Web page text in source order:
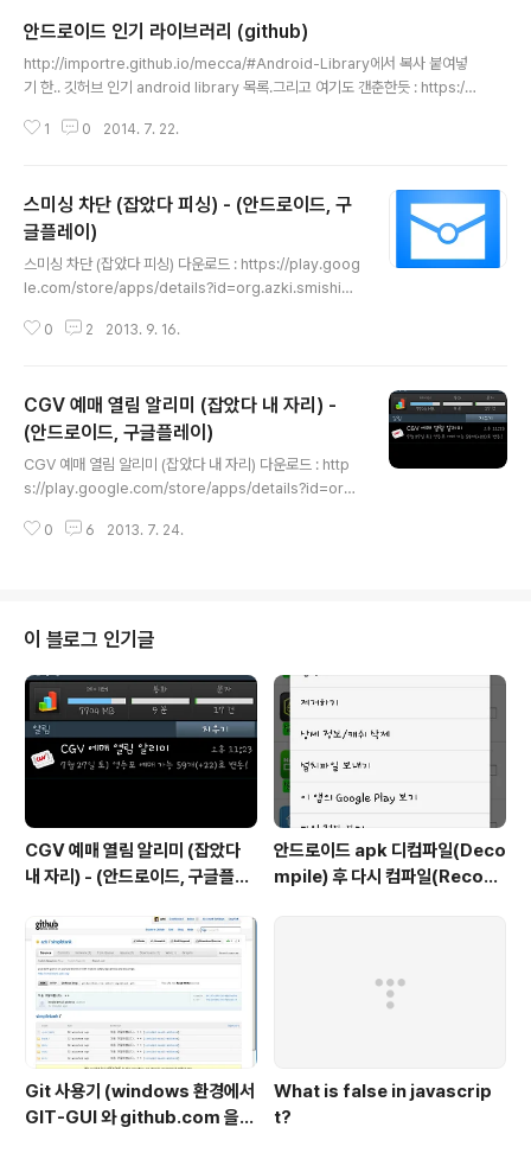
ser experience ofonboard..
안드로이드 인기 라이브러리 (github)
http://importre.github.io/mecca/#Android-Library에서 복사 붙여넣
기 한.. 깃허브 인기 android library 목록.그리고 여기도 갠춘한듯 : https://g
Action bar implementation which uses the native action bar on A
eJavaSlidingMenu 5837An Android library that all..
1 0 2014. 7. 22.
스미싱 차단 (잡았다 피싱) - (안드로이드, 구
글플레이)
스미싱 차단 (잡았다 피싱) 다운로드 : https://play.goog
le.com/store/apps/details?id=org.azki.smishing
일 보안 솔루션입니다. 설치만 해두시면 스미싱(Smishin
포함된 경우 해당 URL으로부터 APK파일이 검출되면 자
동 차단. * 스미싱(Smishing) 이란? 문자메시지 피싱(SM
S phising, 스미싱)은 문자메시지를 이용한 피싱이다. 신
뢰할 수 있는 사람 또는 기업이 보낸 것처럼 가장하여 개인
비밀정보를 요구한다. 스마트폰이 대중적으로 보급되자 부
각되었다. 또, ..
0 2 2013. 9. 16.
CGV 예매 열림 알리미 (잡았다 내 자리) -
(안드로이드, 구글플레이)
CGV 예매 열림 알리미 (잡았다 내 자리) 다운로드 : http
s://play.google.com/store/apps/details?id=org.
화 볼 날짜와 영화관만 선택하면 그날 영화 표 예매가 가능
0 6 2013. 7. 24.
이 블로그 인기글
CGV 예매 열림 알리미 (잡았다
내 자리) - (안드로이드, 구글플레
안드로이드 apk 디컴파일(Deco
mpile) 후 다시 컴파일(Recom
Git 사용기 (windows 환경에서
GIT-GUI 와 github.com 을
What is false in javascrip
t?